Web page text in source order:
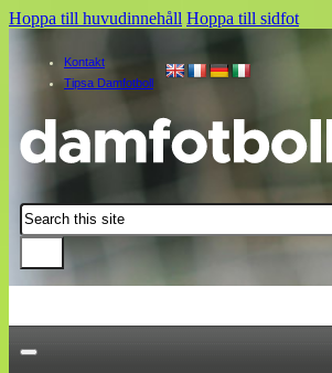
Hoppa till huvudinnehåll Hoppa till sidfot
Kontakt
Tipsa Damfotboll
Sök